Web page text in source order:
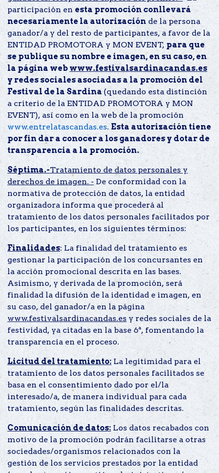
participación en esta promoción conllevará
necesariamente la autorización de la persona
ganador/a y del resto de participantes, a favor de la
ENTIDAD PROMOTORA y MON EVENT, para que
se publique su nombre e imagen, en su caso, en
la página webwww.festivalsardinacandas.es
y redes sociales asociadas a la promoción del
Festival de la Sardina (quedando esta distinción
a criterio de la ENTIDAD PROMOTORA y MON
EVENT), así como en la web de la promoción
www.entrelatascandas.es.Esta autorización tiene
por fin dar a conocer a los ganadores y dotar de
transparencia a la promoción.
Séptima.-Tratamiento de datos personales y
derechos de imagen. - De conformidad con la
normativa de protección de datos, la entidad
organizadora informa que procederá al
tratamiento de los datos personales facilitados por
los participantes, en los siguientes términos:
Finalidades: La finalidad del tratamiento es
gestionar la participación de los concursantes en
la acción promocional descrita en las bases.
Asimismo, y derivada de la promoción, será
finalidad la difusión de la identidad e imagen, en
su caso, del ganador/a en la página
www.festivalsardinacandas.es y redes sociales de la
festividad, ya citadas en la base 6ª, fomentando la
transparencia en el proceso.
Licitud del tratamiento: La legitimidad para el
tratamiento de los datos personales facilitados se
basa en el consentimiento dado por el/la
interesado/a, de manera individual para cada
tratamiento, según las finalidades descritas.
Comunicación de datos:Los datos recabados con
motivo de la promoción podrán facilitarse a otras
sociedades/organismos relacionados con la
gestión de los servicios prestados por la entidad